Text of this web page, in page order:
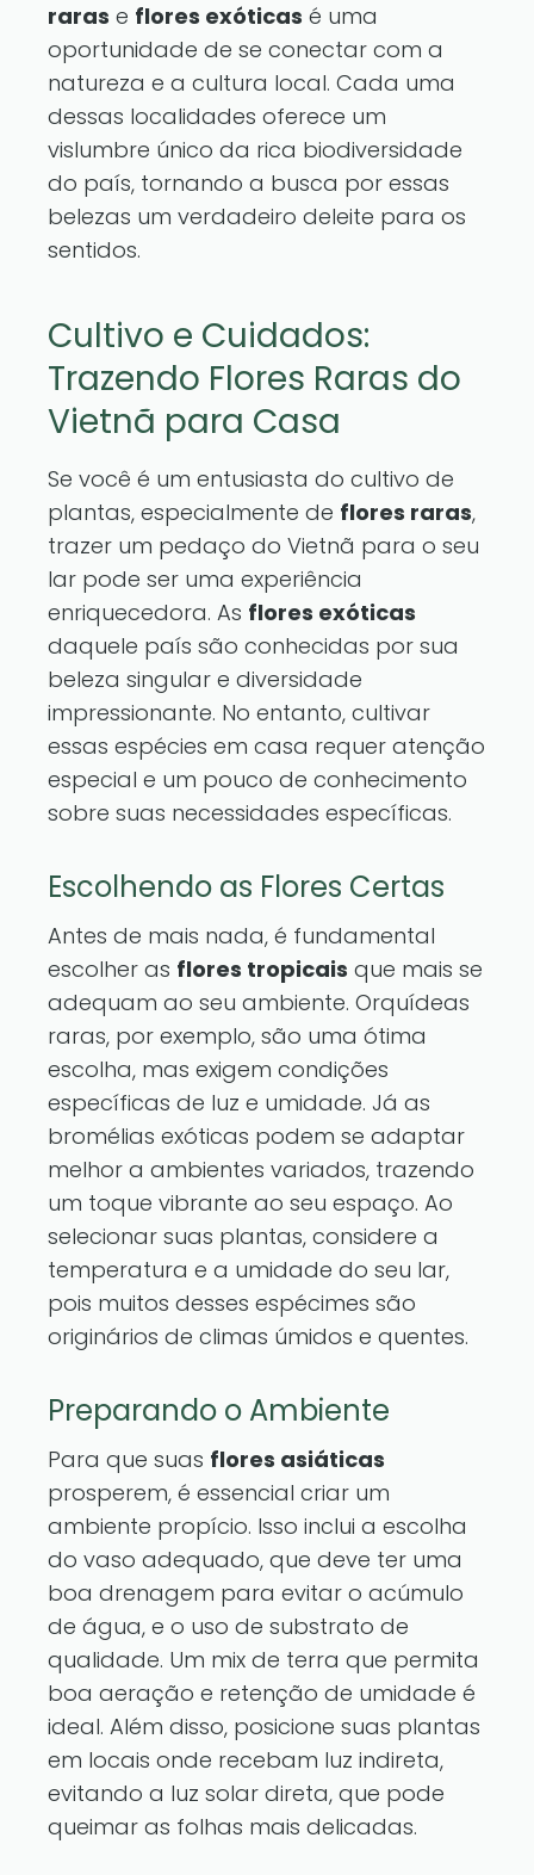
raras e flores exóticas é uma
oportunidade de se conectar com a
natureza e a cultura local. Cada uma
dessas localidades oferece um
vislumbre único da rica biodiversidade
do país, tornando a busca por essas
belezas um verdadeiro deleite para os
sentidos.
Cultivo e Cuidados:
Trazendo Flores Raras do
Vietnã para Casa
Se você é um entusiasta do cultivo de
plantas, especialmente de flores raras,
trazer um pedaço do Vietnã para o seu
lar pode ser uma experiência
enriquecedora. As flores exóticas
daquele país são conhecidas por sua
beleza singular e diversidade
impressionante. No entanto, cultivar
essas espécies em casa requer atenção
especial e um pouco de conhecimento
sobre suas necessidades específicas.
Escolhendo as Flores Certas
Antes de mais nada, é fundamental
escolher as flores tropicais que mais se
adequam ao seu ambiente. Orquídeas
raras, por exemplo, são uma ótima
escolha, mas exigem condições
específicas de luz e umidade. Já as
bromélias exóticas podem se adaptar
melhor a ambientes variados, trazendo
um toque vibrante ao seu espaço. Ao
selecionar suas plantas, considere a
temperatura e a umidade do seu lar,
pois muitos desses espécimes são
originários de climas úmidos e quentes.
Preparando o Ambiente
Para que suas flores asiáticas
prosperem, é essencial criar um
ambiente propício. Isso inclui a escolha
do vaso adequado, que deve ter uma
boa drenagem para evitar o acúmulo
de água, e o uso de substrato de
qualidade. Um mix de terra que permita
boa aeração e retenção de umidade é
ideal. Além disso, posicione suas plantas
em locais onde recebam luz indireta,
evitando a luz solar direta, que pode
queimar as folhas mais delicadas.